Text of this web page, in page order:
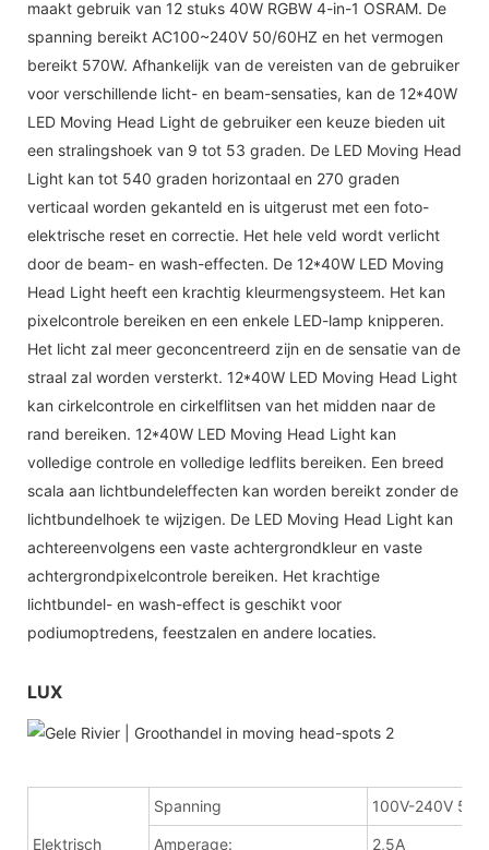
maakt gebruik van 12 stuks 40W RGBW 4-in-1 OSRAM. De
spanning bereikt AC100~240V 50/60HZ en het vermogen
bereikt 570W. Afhankelijk van de vereisten van de gebruiker
voor verschillende licht- en beam-sensaties, kan de 12*40W
LED Moving Head Light de gebruiker een keuze bieden uit
een stralingshoek van 9 tot 53 graden. De LED Moving Head
Light kan tot 540 graden horizontaal en 270 graden
verticaal worden gekanteld en is uitgerust met een foto-
elektrische reset en correctie. Het hele veld wordt verlicht
door de beam- en wash-effecten. De 12*40W LED Moving
Head Light heeft een krachtig kleurmengsysteem. Het kan
pixelcontrole bereiken en een enkele LED-lamp knipperen.
Het licht zal meer geconcentreerd zijn en de sensatie van de
straal zal worden versterkt. 12*40W LED Moving Head Light
kan cirkelcontrole en cirkelflitsen van het midden naar de
rand bereiken. 12*40W LED Moving Head Light kan
volledige controle en volledige ledflits bereiken. Een breed
scala aan lichtbundeleffecten kan worden bereikt zonder de
lichtbundelhoek te wijzigen. De LED Moving Head Light kan
achtereenvolgens een vaste achtergrondkleur en vaste
achtergrondpixelcontrole bereiken. Het krachtige
lichtbundel- en wash-effect is geschikt voor
podiumoptredens, feestzalen en andere locaties.
LUX
Elektrisch
Spanning 100V-240V 50-
Amperage: 2,5A